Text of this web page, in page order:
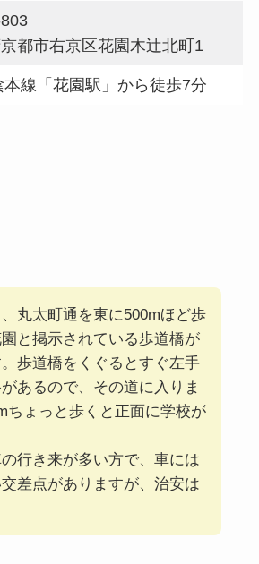
都市右京区花園木辻北町1
本線「花園駅」から徒歩7分
丸太町通を東に500mほど歩
と掲示されている歩道橋が
歩道橋をくぐるとすぐ左手
あるので、その道に入りま
ちょっと歩くと正面に学校が
行き来が多い方で、車には
差点がありますが、治安は